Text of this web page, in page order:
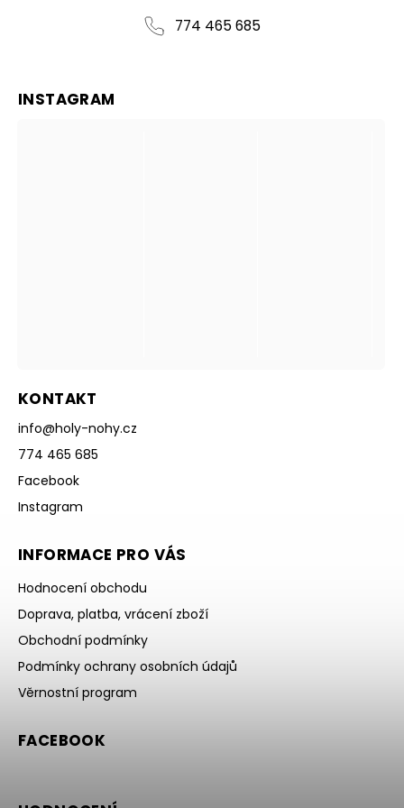
774 465 685
KONTAKT
info@holy-nohy.cz
774 465 685
Facebook
Instagram
INFORMACE PRO VÁS
Hodnocení obchodu
Doprava, platba, vrácení zboží
Obchodní podmínky
Podmínky ochrany osobních údajů
Věrnostní program
FACEBOOK
INSTAGRAM